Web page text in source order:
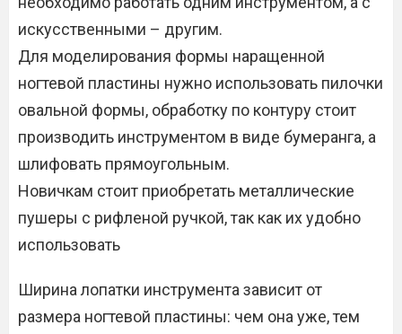
искусственными – другим.
Для моделирования формы наращенной
ногтевой пластины нужно использовать пилочки
овальной формы, обработку по контуру стоит
производить инструментом в виде бумеранга, а
шлифовать прямоугольным.
Новичкам стоит приобретать металлические
пушеры с рифленой ручкой, так как их удобно
использовать
Ширина лопатки инструмента зависит от
размера ногтевой пластины: чем она уже, тем